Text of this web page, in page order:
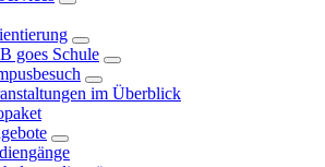
goes Schule
im Überblick